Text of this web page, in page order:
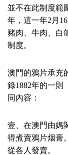
並不在此制度範
年，這一年2 月 16
豬肉、牛肉、白
制度。
澳門的鴉片承充
錄1882年的一則
同內容：
壹、在澳門由媽
得煮賣鴉片烟膏
從各人發賣。